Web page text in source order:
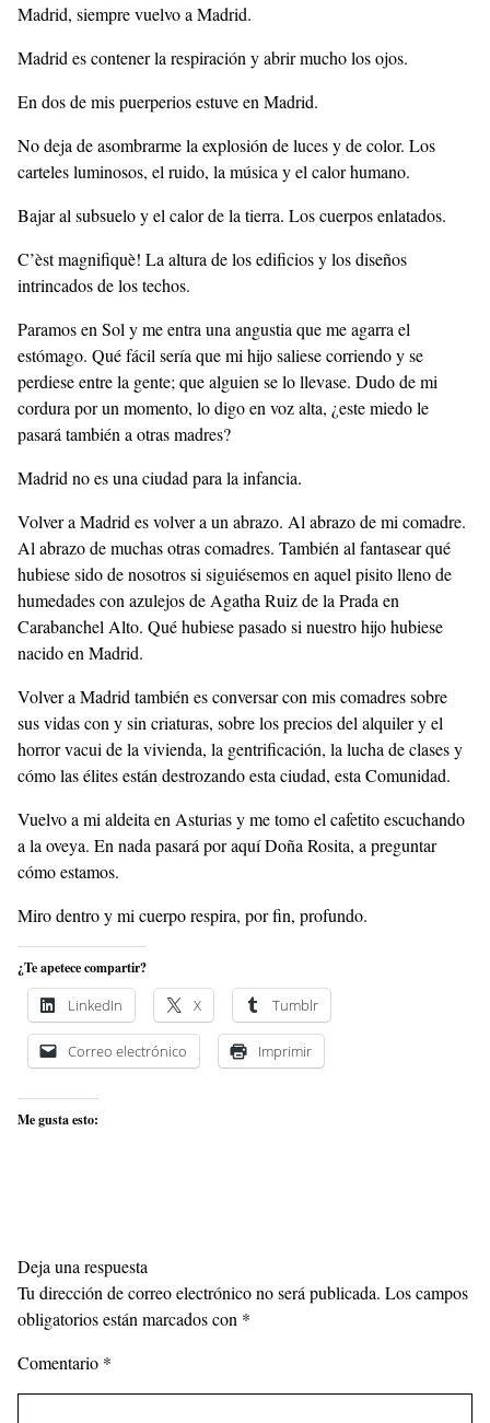
Madrid, siempre vuelvo a Madrid.
Madrid es contener la respiración y abrir mucho los ojos.
En dos de mis puerperios estuve en Madrid.
No deja de asombrarme la explosión de luces y de color. Los
carteles luminosos, el ruido, la música y el calor humano.
Bajar al subsuelo y el calor de la tierra. Los cuerpos enlatados.
C’èst magnifiquè! La altura de los edificios y los diseños
intrincados de los techos.
Paramos en Sol y me entra una angustia que me agarra el
estómago. Qué fácil sería que mi hijo saliese corriendo y se
perdiese entre la gente; que alguien se lo llevase. Dudo de mi
cordura por un momento, lo digo en voz alta, ¿este miedo le
pasará también a otras madres?
Madrid no es una ciudad para la infancia.
Volver a Madrid es volver a un abrazo. Al abrazo de mi comadre.
Al abrazo de muchas otras comadres. También al fantasear qué
hubiese sido de nosotros si siguiésemos en aquel pisito lleno de
humedades con azulejos de Agatha Ruiz de la Prada en
Carabanchel Alto. Qué hubiese pasado si nuestro hijo hubiese
nacido en Madrid.
Volver a Madrid también es conversar con mis comadres sobre
sus vidas con y sin criaturas, sobre los precios del alquiler y el
horror vacui de la vivienda, la gentrificación, la lucha de clases y
cómo las élites están destrozando esta ciudad, esta Comunidad.
Vuelvo a mi aldeita en Asturias y me tomo el cafetito escuchando
a la oveya. En nada pasará por aquí Doña Rosita, a preguntar
cómo estamos.
Miro dentro y mi cuerpo respira, por fin, profundo.
¿Te apetece compartir?
LinkedIn X Tumblr
Correo electrónico Imprimir
Me gusta esto:
Deja una respuesta
Tu dirección de correo electrónico no será publicada. Los campos
obligatorios están marcados con *
Comentario *